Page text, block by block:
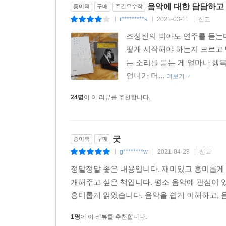
종이책 구매 주간우수작 음악에 대한 담담하
r*********s 2021-03-11 신고
조성진의 피아노 연주를 듣
떻게 시작해야 하는지 모르
는 소리를 듣는 게 얼마나 행
언니가 더... 더보기
24명이 이 리뷰를 추천합니다.
종이책 구매 굿
g********w 2021-04-28 신고
정말정말 좋은 내용입니다. 재미있고 흥미롭
개해주고 싶은 책입니다. 평소 음악에 관심이
흥미롭게 읽었습니다. 음악을 쉽게 이해하고,
1명이 이 리뷰를 추천합니다.